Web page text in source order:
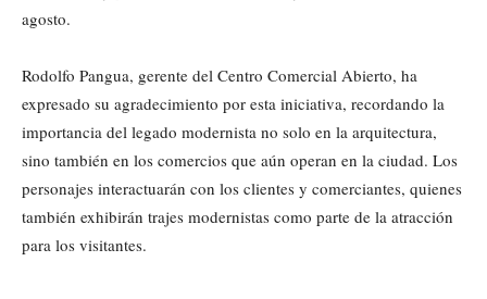
agosto.
Rodolfo Pangua, gerente del Centro Comercial Abierto, ha
expresado su agradecimiento por esta iniciativa, recordando la
importancia del legado modernista no solo en la arquitectura,
sino también en los comercios que aún operan en la ciudad. Los
personajes interactuarán con los clientes y comerciantes, quienes
también exhibirán trajes modernistas como parte de la atracción
para los visitantes.